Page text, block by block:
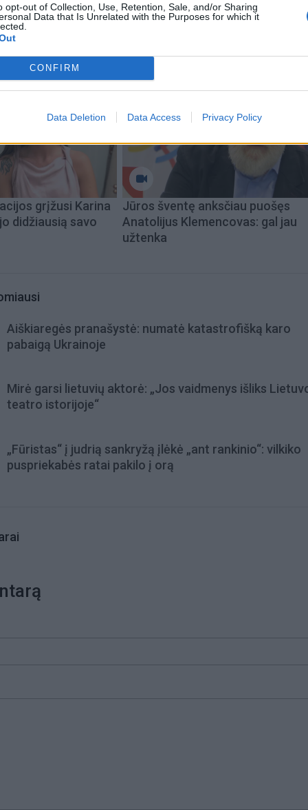
opt-out of Collection, Use, Retention, Sale, and/or Sharing
Data that Is Unrelated with the Purposes for which it
CONFIRM
Data Deletion Data Access Privacy Policy
grįžusi Karina
didžiausią savo
Jūros šventę anksčiau puošęs
Anatolijus Klemencovas: gal jau
užtenka
Aiškiaregės pranašystė: numatė katastrofišką karo
pabaigą Ukrainoje
Mirė garsi lietuvių aktorė: „Jos vaidmenys išliks
teatro istorijoje“
„Fūristas“ į judrią sankryžą įlėkė „ant rankinio“: vilkiko
puspriekabės ratai pakilo į orą